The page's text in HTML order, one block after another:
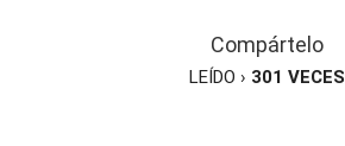
Compártelo
LEÍDO › 301 VECES